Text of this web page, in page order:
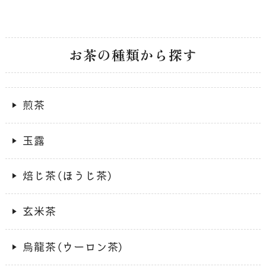
お茶の種類から探す
煎茶
玉露
焙じ茶（ほうじ茶）
玄米茶
烏龍茶（ウーロン茶）